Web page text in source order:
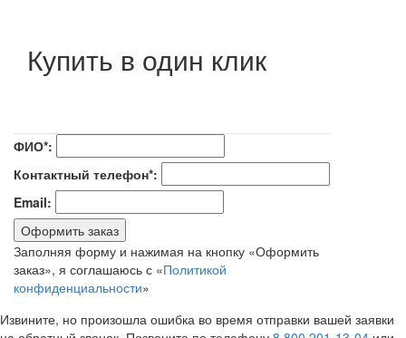
Купить в один клик
ФИО*:
Контактный телефон*:
Email:
Оформить заказ
Заполняя форму и нажимая на кнопку «Оформить
заказ», я соглашаюсь с «Политикой
конфиденциальности»
Извините, но произошла ошибка во время отправки вашей заявки